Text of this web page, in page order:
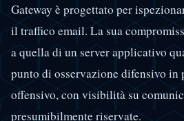
Gateway è progettato per
il traffico email. La sua
a quella di un server applicativo
punto di osservazione difensivo in
offensivo, con visibilità su
presumibilmente riservate.